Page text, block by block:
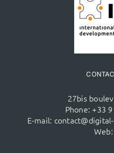
27bis
Phone: +33
E-mail:
Web: